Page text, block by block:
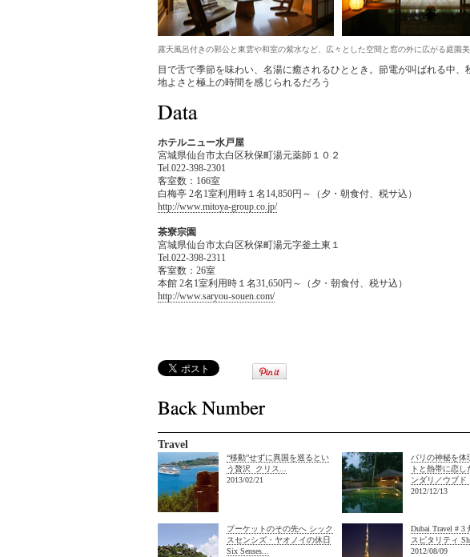
露天風呂付きの郭公と東雲や和室の紫水など、広々とした空間と窓の外に広がる庭園
目で舌で季節を味わい、名湯に癒されるひととき。節電が叫ばれる中
地よさと極上の時間を感じられるだろう
ホテルニュー水戸屋
宮城県仙台市太白区秋保町湯元薬師１０２
Tel.022-398-2301
客室数：166室
白梅亭 2名1室利用時１名14,850円～（夕・朝食付、税サ込）
http://www.mitoya-group.co.jp/
茶寮宗園
宮城県仙台市太白区秋保町湯元字釜土東１
Tel.022-398-2311
客室数：26室
本館 2名1室利用時１名31,650円～（夕・朝食付、税サ込）
http://www.saryou-souen.com/
Travel
“移動”せずに異国を巡るとい
う贅沢 クリス...
2013/02/21
バリの神秘を体
トと熱帯に恋し
ンダリ／ウブド
2012/12/13
プーケットのその先へ シック
スセンシズ・ヤオノイの休日
Six Senses...
Dubai Travel # 3
スピタリティ
2012/08/09